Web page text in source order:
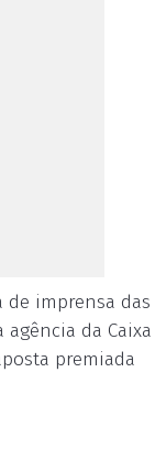
de imprensa das
agência da Caixa
premiada